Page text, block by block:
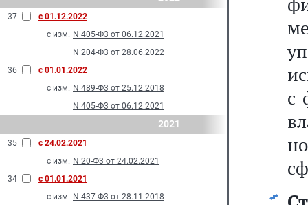
37
с 01.12.2022
с изм. N 405-Ф3 от 06.12.2021
N 204-Ф3 от 28.06.2022
36
с 01.01.2022
с изм. N 489-Ф3 от 25.12.2018
N 405-Ф3 от 06.12.2021
2021
35
с 24.02.2021
с изм. N 20-Ф3 от 24.02.2021
34
с 01.01.2021
с изм. N 437-Ф3 от 28.11.2018
с